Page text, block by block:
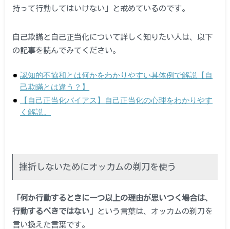
持って行動してはいけない」と戒めているのです。
自己欺瞞と自己正当化について詳しく知りたい人は、以下
の記事を読んでみてください。
認知的不協和とは何かをわかりやすい具体例で解説【自
己欺瞞とは違う？】
【自己正当化バイアス】自己正当化の心理をわかりやす
く解説。
挫折しないためにオッカムの剃刀を使う
「何か行動するときに一つ以上の理由が思いつく場合は、
行動するべきではない」
という言葉は、オッカムの剃刀を
言い換えた言葉です。